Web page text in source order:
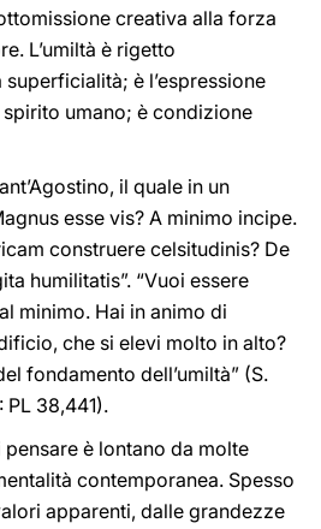
creativa alla forza
L’umiltà è rigetto
superficialità; è l’espressione
umano; è condizione
il quale in un
esse vis? A minimo incipe.
construere celsitudinis? De
humilitatis”. “Vuoi essere
minimo. Hai in animo di
che si elevi molto in alto?
fondamento dell’umiltà” (S.
PL 38,441).
è lontano da molte
contemporanea. Spesso
apparenti, dalle grandezze